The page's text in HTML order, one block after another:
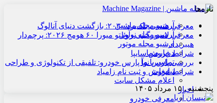
آرشیو مجله ماشین
آرشیو مجله نوآور
آرشیو مجله موتور
درباره ما
تماس با ما
تبلیغات
اعلام مشکل سایت
اخبار
معرفی خودرو
تازه‌ها
معرفی هنسی بلک‌برد ۲۰۳۰: بازگشت دنیای آنالوگ
معرفی لامبورگینی روئلتو میورا ۶۰ هومج ۲۰۲۶: پرچم‌دار
هیبریدی
شرایط فروش سایپا
بررسی پارس نوآ پارس خودرو: تلفیقی از تکنولوژی و طراحی
شرایط فروش و ثبت نام زامیاد
پنجشنبه , ۱۵ مرداد ۱۴۰۵